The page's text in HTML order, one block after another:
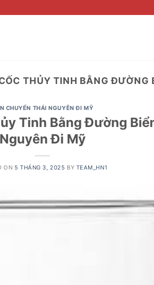
THỦY TINH BẰNG
CHUYỂN THÁI NGUYÊN ĐI MỸ
Tinh Bằng Đường
Đi Mỹ
ON 5 THÁNG 3, 2025 BY TEAM_HN1